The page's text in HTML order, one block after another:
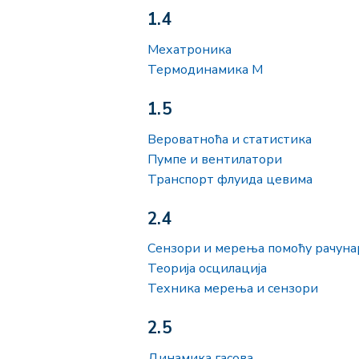
1.4
Мехатроника
Термодинамика М
1.5
Вероватноћа и статистика
Пумпе и вентилатори
Транспорт флуида цевима
2.4
Сензори и мерења помоћу
Теорија осцилација
Техника мерења и сензори
2.5